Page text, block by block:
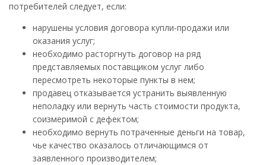
потребителей следует, если:
нарушены условия договора купли-продажи или
оказания услуг;
необходимо расторгнуть договор на ряд
представляемых поставщиком услуг либо
пересмотреть некоторые пункты в нем;
продавец отказывается устранить выявленную
неполадку или вернуть часть стоимости продукта,
соизмеримой с дефектом;
необходимо вернуть потраченные деньги на товар,
чье качество оказалось отличающимся от
заявленного производителем;